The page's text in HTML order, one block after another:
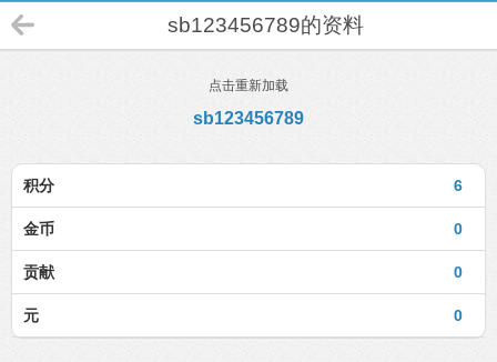
sb123456789的资料
点击重新加载
sb123456789
6
积分
0
金币
0
贡献
0
元